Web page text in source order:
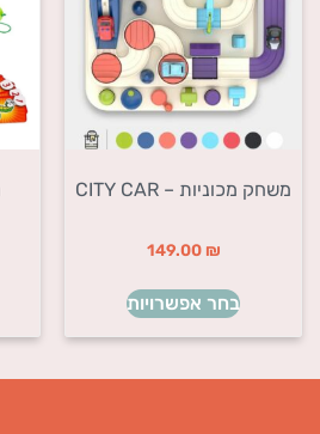
משחק מכוניות – CITY CAR
149.00 ₪
בחר אפשרויות